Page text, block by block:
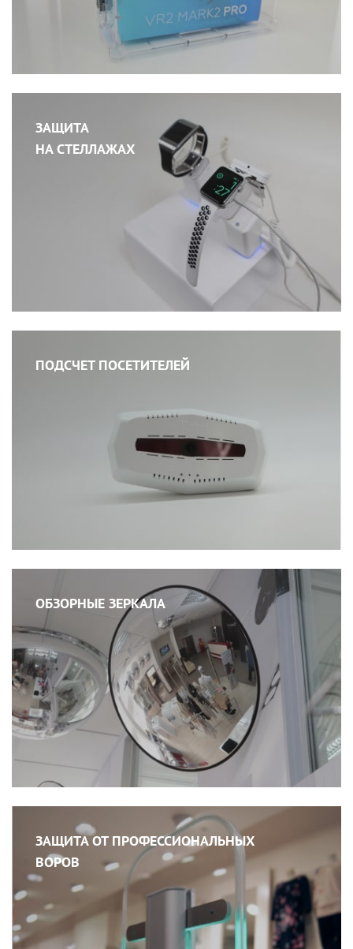
ЗАЩИТА
НА СТЕЛЛАЖАХ
ПОДСЧЕТ ПОСЕТИТЕЛЕЙ
ОБЗОРНЫЕ ЗЕРКАЛА
ЗАЩИТА ОТ ПРОФЕССИОНАЛЬНЫХ
ВОРОВ